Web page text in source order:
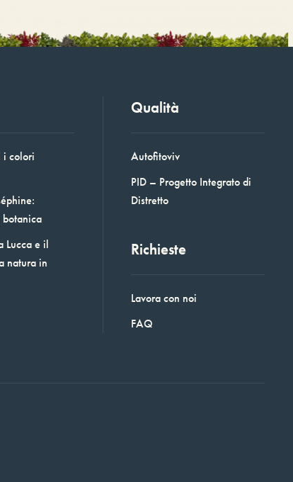
i colori
Lucca e il
natura in
Qualità
Autofitoviv
PID – Progetto Integrato di
Distretto
Richieste
Lavora con noi
FAQ